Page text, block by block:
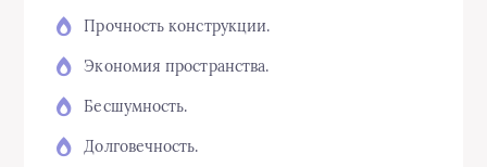
Прочность конструкции.
Экономия пространства.
Бесшумность.
Долговечность.